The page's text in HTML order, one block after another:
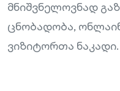
მნიშვნელოვნად
ცნობადობა,
ვიზიტორთა ნაკადი.